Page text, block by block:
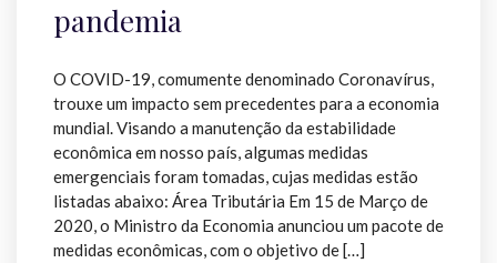
pandemia
O COVID-19, comumente denominado Coronavírus,
trouxe um impacto sem precedentes para a economia
mundial. Visando a manutenção da estabilidade
econômica em nosso país, algumas medidas
emergenciais foram tomadas, cujas medidas estão
listadas abaixo: Área Tributária Em 15 de Março de
2020, o Ministro da Economia anunciou um pacote de
medidas econômicas, com o objetivo de […]